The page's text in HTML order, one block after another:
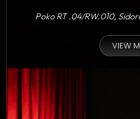
Poko RT .04/RW.010,
VIEW